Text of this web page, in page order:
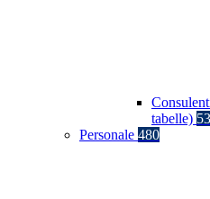
tabelle) 53
Personale 480